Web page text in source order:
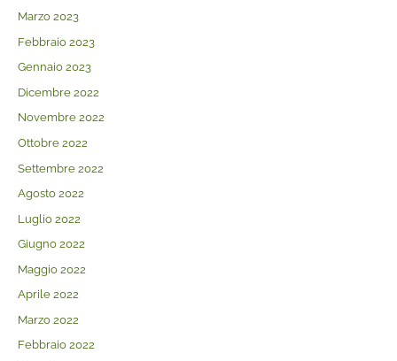
Marzo 2023
Febbraio 2023
Gennaio 2023
Dicembre 2022
Novembre 2022
Ottobre 2022
Settembre 2022
Agosto 2022
Luglio 2022
Giugno 2022
Maggio 2022
Aprile 2022
Marzo 2022
Febbraio 2022